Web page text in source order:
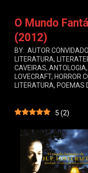
O Mundo
(2012)
BY: AUTOR CONVIDADO
LITERATURA,
CAVEIRAS, ANTOLOGIA,
LOVECRAFT, HORROR
LITERATURA, POEMAS
5 (2)